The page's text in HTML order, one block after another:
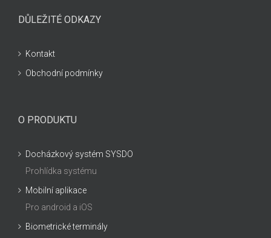
DŮLEŽITÉ ODKAZY
Kontakt
Obchodní podmínky
O PRODUKTU
Docházkový systém SYSDO
Prohlídka systému
Mobilní aplikace
Pro android a iOS
Biometrické terminály